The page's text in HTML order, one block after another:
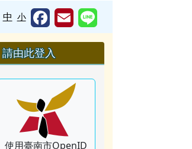
中 小
區域內容
請由此登入
使用臺南市OpenID